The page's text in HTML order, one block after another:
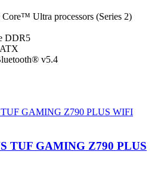
Ultra processors (Series 2)
DDR5
v5.4
TUF GAMING Z790 PLUS